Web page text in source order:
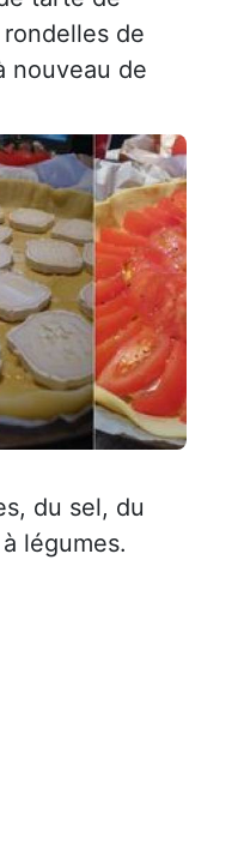
de
nouveau de
du sel, du
légumes.